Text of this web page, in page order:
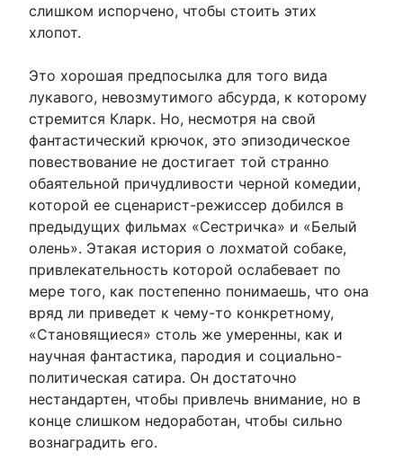
слишком испорчено, чтобы стоить этих
хлопот.
Это хорошая предпосылка для того вида
лукавого, невозмутимого абсурда, к которому
стремится Кларк. Но, несмотря на свой
фантастический крючок, это эпизодическое
повествование не достигает той странно
обаятельной причудливости черной комедии,
которой ее сценарист-режиссер добился в
предыдущих фильмах «Сестричка» и «Белый
олень». Этакая история о лохматой собаке,
привлекательность которой ослабевает по
мере того, как постепенно понимаешь, что она
вряд ли приведет к чему-то конкретному,
«Становящиеся» столь же умеренны, как и
научная фантастика, пародия и социально-
политическая сатира. Он достаточно
нестандартен, чтобы привлечь внимание, но в
конце слишком недоработан, чтобы сильно
вознаградить его.